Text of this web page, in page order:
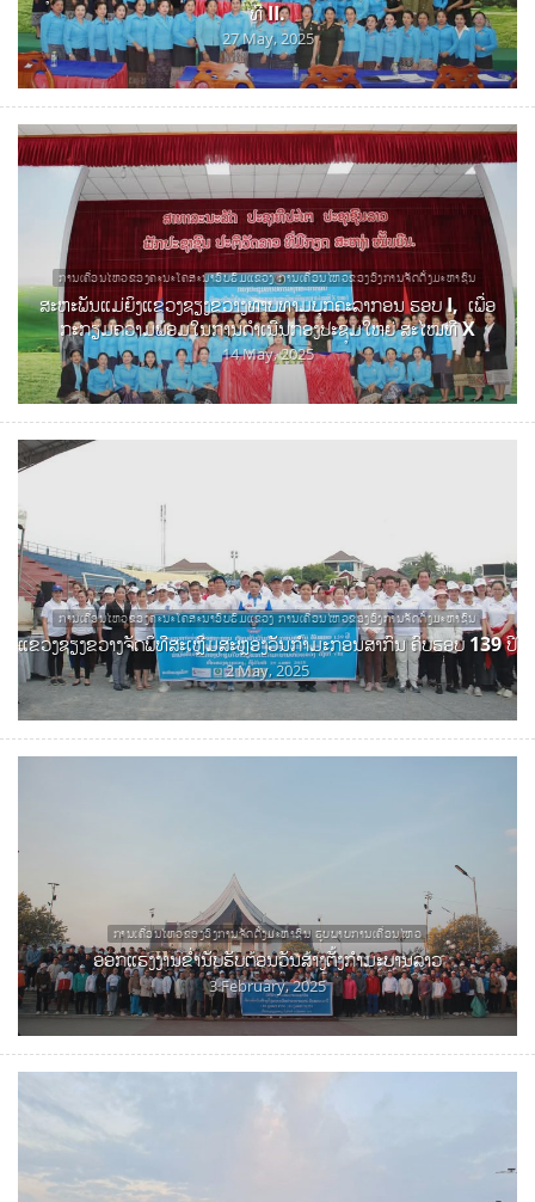
ທີ II.
27 May, 2025
ການເຄື່ອນໄຫວຂອງຄະນະໂຄສະນາອົບຮົມແຂວງ ການເຄື່ອນໄຫວຂອງອົງການຈັດຕັ້ງມະຫາຊົນ
ສະຫະພັນແມ່ຍິງແຂວງຊຽງຂວາງທາບທາມບຸກຄະລາກອນ ຮອບ I, ເພື່ອ
ກະກຽມຄວາມພ້ອມໃນການດໍາເນີນກອງປະຊຸມໃຫຍ່ ສະໄໝທີ X
14 May, 2025
ການເຄື່ອນໄຫວຂອງຄະນະໂຄສະນາອົບຮົມແຂວງ ການເຄື່ອນໄຫວຂອງອົງການຈັດຕັ້ງມະຫາຊົນ
ແຂວງຊຽງຂວາງຈັດພິທີສະເຫຼີມສະຫຼອງວັນກໍາມະກອນສາກົນ ຄົບຮອບ 139 ປີ
2 May, 2025
ການເຄື່ອນໄຫວຂອງອົງການຈັດຕັ້ງມະຫາຊົນ ຮູບພາບການເຄື່ອນໄຫວ
ອອກແຮງງານຂໍ່ານັບຮັບຕ້ອນວັນສ້າງຕັ້ງກໍາມະບານລາວ
3 February, 2025